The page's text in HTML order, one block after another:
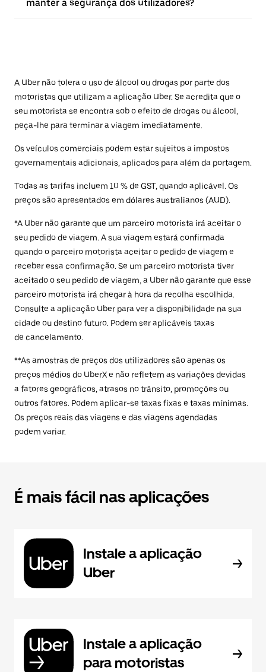
manter a segurança dos utilizadores?
A Uber não tolera o uso de álcool ou drogas por parte dos
motoristas que utilizam a aplicação Uber. Se acredita que o
seu motorista se encontra sob o efeito de drogas ou álcool,
peça-lhe para terminar a viagem imediatamente.
Os veículos comerciais podem estar sujeitos a impostos
governamentais adicionais, aplicados para além da portagem.
Todas as tarifas incluem 10 % de GST, quando aplicável. Os
preços são apresentados em dólares australianos (AUD).
*A Uber não garante que um parceiro motorista irá aceitar o
seu pedido de viagem. A sua viagem estará confirmada
quando o parceiro motorista aceitar o pedido de viagem e
receber essa confirmação. Se um parceiro motorista tiver
aceitado o seu pedido de viagem, a Uber não garante que esse
parceiro motorista irá chegar à hora da recolha escolhida.
Consulte a aplicação Uber para ver a disponibilidade na sua
cidade ou destino futuro. Podem ser aplicáveis taxas
de cancelamento.
**As amostras de preços dos utilizadores são apenas os
preços médios do UberX e não refletem as variações devidas
a fatores geográficos, atrasos no trânsito, promoções ou
outros fatores. Podem aplicar-se taxas fixas e taxas mínimas.
Os preços reais das viagens e das viagens agendadas
podem variar.
É mais fácil nas aplicações
Instale a aplicação
Uber
Instale a aplicação
para motoristas